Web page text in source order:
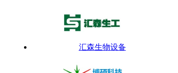
汇森生物设备